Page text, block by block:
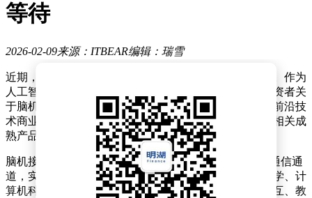
等待
2026-02-09来源：ITBEAR编辑：瑞雪
近期，脑机接口技术成为科技界与资本市场的焦点话题。作为
人工智能领域的龙头企业，科大讯飞（002230）针对投资者关
于脑机接口业务的询问作出公开回应，引发市场对这一前沿技
术商业化进程的深入讨论。尽管公司明确表示尚未推出相关成
熟产品，但其技术布局方向仍被视为行业风向标。
脑机接口（BCI）技术通过建立人脑与电子设备的直接通信通
道，实现用思维控制外部设备的功能。这项融合神经科学、计
算机科学与生物医学的交叉技术，在医疗康复、智能交互、教